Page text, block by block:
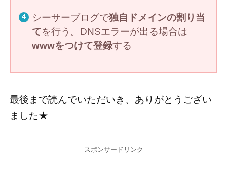
シーサーブログで独自ドメインの割り当
てを行う。DNSエラーが出る場合は
wwwをつけて登録する
最後まで読んでいただいき、ありがとうござい
ました★
スポンサードリンク